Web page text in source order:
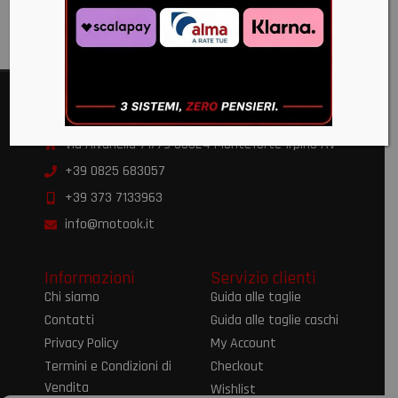
€220,00
Moto OK
Via Alvanella 71/79 83024 Monteforte Irpino AV
+39 0825 683057
+39 373 7133963
info@motook.it
Informazioni
Chi siamo
Contatti
Privacy Policy
Termini e Condizioni di
Vendita
Servizio clienti
Guida alle taglie
Guida alle taglie caschi
My Account
Checkout
Wishlist